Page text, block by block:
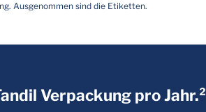
Ausgenommen sind die Etiketten.
Verpackung pro Jahr.²